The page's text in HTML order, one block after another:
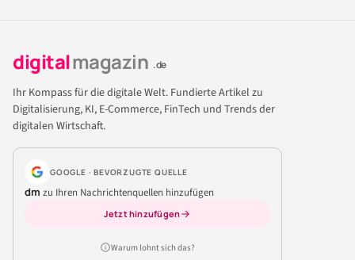
digitalmagazin .de
Ihr Kompass für die digitale Welt. Fundierte Artikel zu
Digitalisierung, KI, E-Commerce, FinTech und Trends der
digitalen Wirtschaft.
GOOGLE · BEVORZUGTE QUELLE
dm zu Ihren Nachrichtenquellen hinzufügen
Jetzt hinzufügen
Warum lohnt sich das?